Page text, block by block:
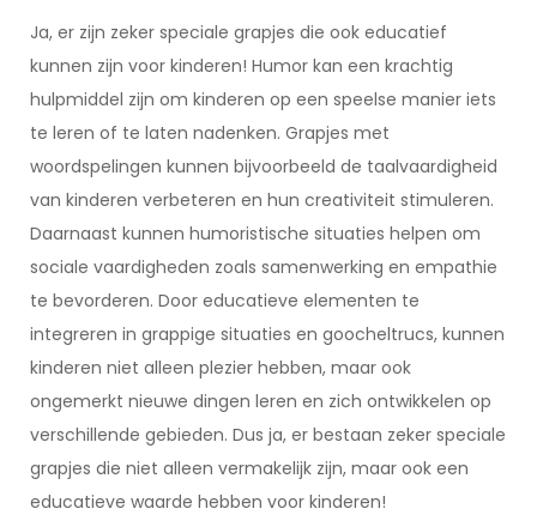
Ja, er zijn zeker speciale grapjes die ook educatief
kunnen zijn voor kinderen! Humor kan een krachtig
hulpmiddel zijn om kinderen op een speelse manier iets
te leren of te laten nadenken. Grapjes met
woordspelingen kunnen bijvoorbeeld de taalvaardigheid
van kinderen verbeteren en hun creativiteit stimuleren.
Daarnaast kunnen humoristische situaties helpen om
sociale vaardigheden zoals samenwerking en empathie
te bevorderen. Door educatieve elementen te
integreren in grappige situaties en goocheltrucs, kunnen
kinderen niet alleen plezier hebben, maar ook
ongemerkt nieuwe dingen leren en zich ontwikkelen op
verschillende gebieden. Dus ja, er bestaan zeker speciale
grapjes die niet alleen vermakelijk zijn, maar ook een
educatieve waarde hebben voor kinderen!